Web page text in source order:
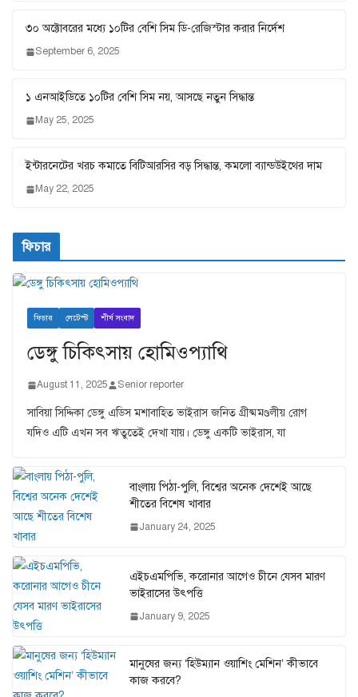
৩০ অক্টোবরের মধ্যে ১০টির বেশি সিম ডি-রেজিস্টার করার নির্দেশ
September 6, 2025
১ এনআইডিতে ১০টির বেশি সিম নয়, আসছে নতুন সিদ্ধান্ত
May 25, 2025
ইন্টারনেটের খরচ কমাতে বিটিআরসির বড় সিদ্ধান্ত, কমলো ব্যান্ডউইথের দাম
May 22, 2025
ফিচার
ফিচার লেটেস্ট শীর্ষ সংবাদ
ডেঙ্গু চিকিৎসায় হোমিওপ্যাথি
August 11, 2025 Senior reporter
সাবিয়া সিদ্দিকা ডেঙ্গু এডিস মশাবাহিত ভাইরাস জনিত গ্রীষ্মমণ্ডলীয় রোগ
যদিও এটি এখন সব ঋতুতেই দেখা যায়। ডেঙ্গু একটি ভাইরাস, যা
বাংলায় পিঠা-পুলি, বিশ্বের অনেক দেশেই আছে
শীতের বিশেষ খাবার
January 24, 2025
এইচএমপিভি, করোনার আগেও চীনে যেসব মারণ
ভাইরাসের উৎপত্তি
January 9, 2025
মানুষের জন্য ‘হিউম্যান ওয়াশিং মেশিন’ কীভাবে
কাজ করবে?